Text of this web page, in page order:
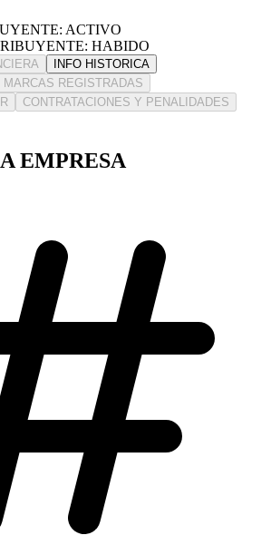
ACTIVO
HABIDO
INFO HISTORICA
MARCAS REGISTRADAS
CONTRATACIONES Y PENALIDADES
EMPRESA